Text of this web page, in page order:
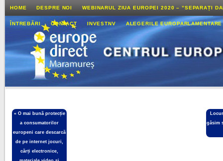
HOME DESPRE NOI WEBINARUL ZIUA EUROPEI 2020 – ”SEPARAȚI
ÎNTREBĂRI CONTACT INVESTNV ALEGERILE
« O mai bună protecție
a consumatorilor
europeni care descarcă
de pe internet jocuri,
cărți electronice,
găsim